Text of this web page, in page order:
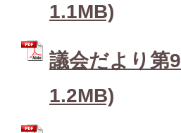
1.1MB)
議会だより第
1.2MB)